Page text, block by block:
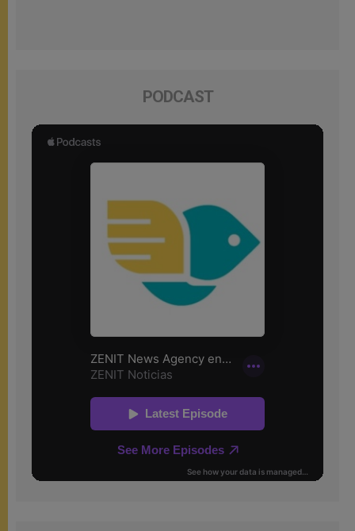
PODCAST